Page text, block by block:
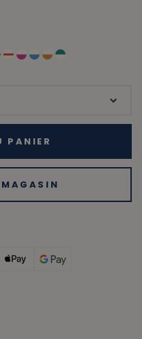
PANIER
MAGASIN